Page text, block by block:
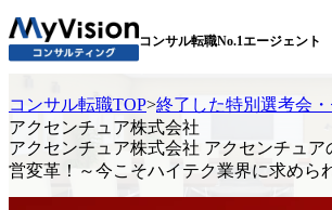
コンサル転職No.1エージェント
コンサル転職TOP>終了した特別選考会
アクセンチュア株式会社
アクセンチュア株式会社 アクセンチュア
営変革！～今こそハイテク業界に求めら